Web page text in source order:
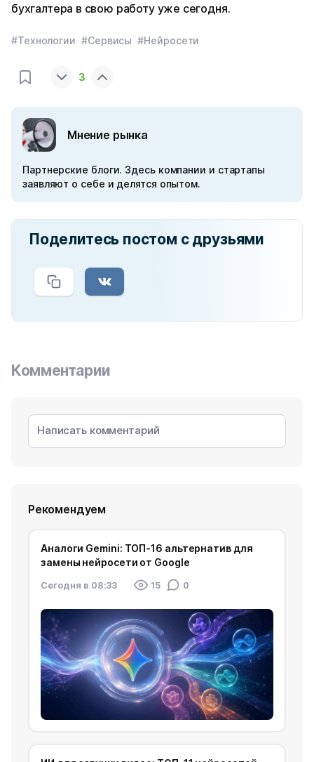
бухгалтера в свою работу уже сегодня.
#Технологии #Сервисы #Нейросети
3
Мнение рынка
Партнерские блоги. Здесь компании и стартапы
заявляют о себе и делятся опытом.
Поделитесь постом с друзьями
Комментарии
Рекомендуем
Аналоги Gemini: ТОП-16 альтернатив для
замены нейросети от Google
Cегодня в 08:33 15 0